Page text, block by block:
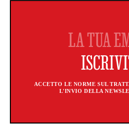
ACCETTO LE NORME SUL
L'INVIO DELLA